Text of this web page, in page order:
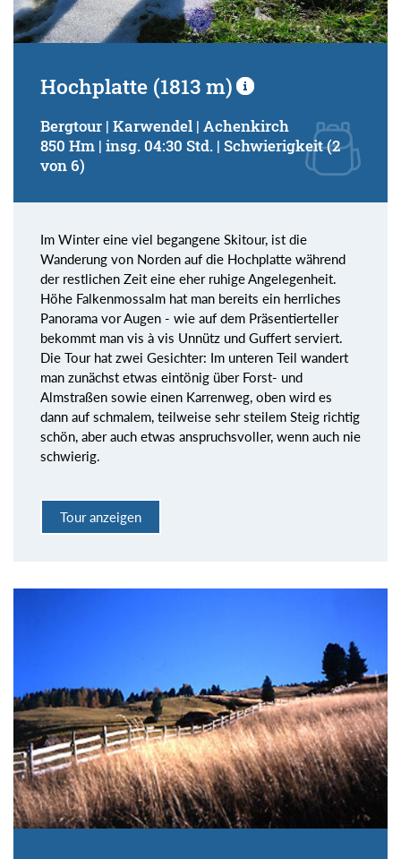
Hochplatte (1813 m)
Bergtour | Karwendel | Achenkirch
850 Hm | insg. 04:30 Std. | Schwierigkeit (2
von 6)
Im Winter eine viel begangene Skitour, ist die
Wanderung von Norden auf die Hochplatte während
der restlichen Zeit eine eher ruhige Angelegenheit.
Höhe Falkenmossalm hat man bereits ein herrliches
Panorama vor Augen - wie auf dem Präsentierteller
bekommt man vis à vis Unnütz und Guffert serviert.
Die Tour hat zwei Gesichter: Im unteren Teil wandert
man zunächst etwas eintönig über Forst- und
Almstraßen sowie einen Karrenweg, oben wird es
dann auf schmalem, teilweise sehr steilem Steig richtig
schön, aber auch etwas anspruchsvoller, wenn auch nie
schwierig.
Tour anzeigen